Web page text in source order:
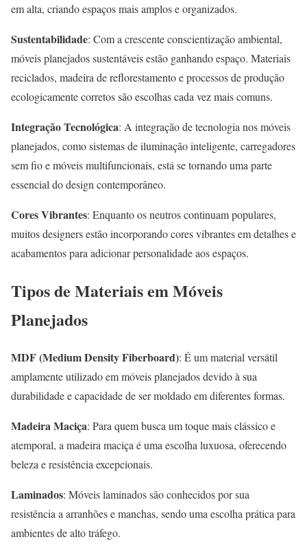
em alta, criando espaços mais amplos e organizados.
Sustentabilidade: Com a crescente conscientização ambiental,
móveis planejados sustentáveis estão ganhando espaço. Materiais
reciclados, madeira de reflorestamento e processos de produção
ecologicamente corretos são escolhas cada vez mais comuns.
Integração Tecnológica: A integração de tecnologia nos móveis
planejados, como sistemas de iluminação inteligente, carregadores
sem fio e móveis multifuncionais, está se tornando uma parte
essencial do design contemporâneo.
Cores Vibrantes: Enquanto os neutros continuam populares,
muitos designers estão incorporando cores vibrantes em detalhes e
acabamentos para adicionar personalidade aos espaços.
Tipos de Materiais em Móveis
Planejados
MDF (Medium Density Fiberboard): É um material versátil
amplamente utilizado em móveis planejados devido à sua
durabilidade e capacidade de ser moldado em diferentes formas.
Madeira Maciça: Para quem busca um toque mais clássico e
atemporal, a madeira maciça é uma escolha luxuosa, oferecendo
beleza e resistência excepcionais.
Laminados: Móveis laminados são conhecidos por sua
resistência a arranhões e manchas, sendo uma escolha prática para
ambientes de alto tráfego.